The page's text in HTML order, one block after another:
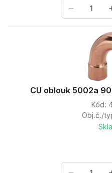
CU oblouk 5002a
Kód:
Obj.č./